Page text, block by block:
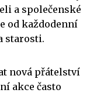
a společenské
od každodenní
starosti.
nová přátelství
akce často